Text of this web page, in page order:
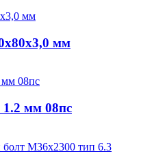
мм
мм 08пс